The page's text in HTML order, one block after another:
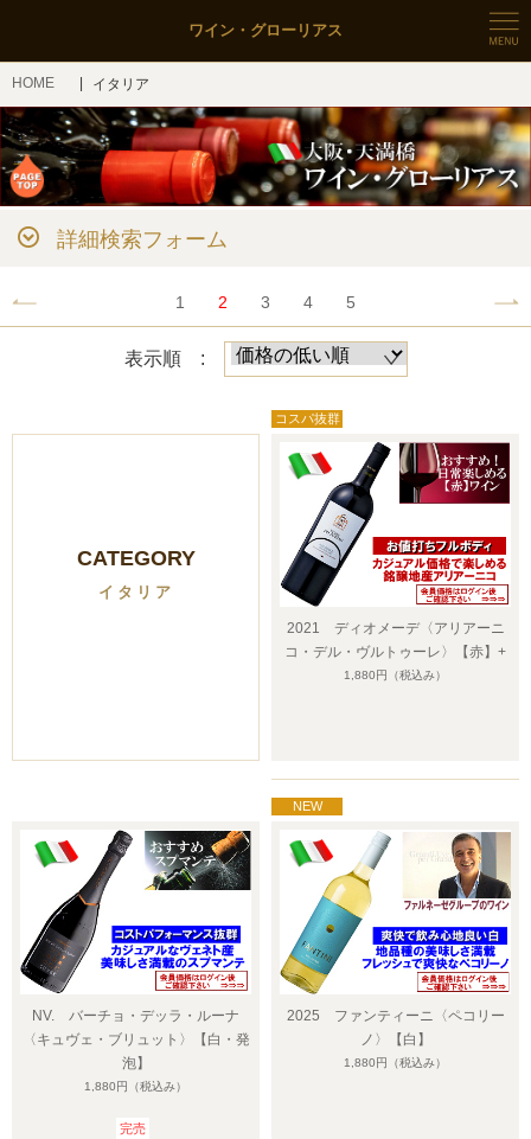
ワイン・グローリアス
HOME イタリア
詳細検索フォーム
1 2 3 4 5
表示順 :
CATEGORY
イタリア
2021 ディオメーデ〈アリアーニ
コ・デル・ヴルトゥーレ〉【赤】+
1,880円 （税込み）
NV. バーチョ・デッラ・ルーナ
〈キュヴェ・ブリュット〉【白・発
泡】
1,880円 （税込み）
完売
2025 ファンティーニ〈ペコリー
ノ〉【白】
1,880円 （税込み）